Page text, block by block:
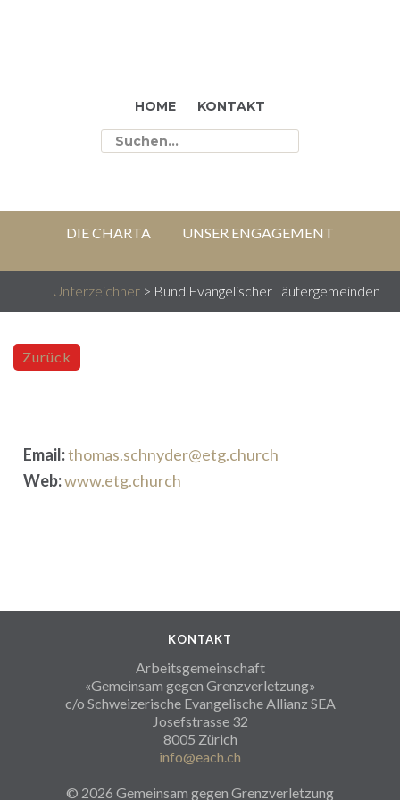
HOME KONTAKT
DIE CHARTA UNSER ENGAGEMENT
Unterzeichner > Bund Evangelischer Täufergemeinden
Zurück
Email:thomas.schnyder@etg.church
Web:www.etg.church
KONTAKT
Arbeitsgemeinschaft
«Gemeinsam gegen Grenzverletzung»
c/o Schweizerische Evangelische Allianz SEA
Josefstrasse 32
8005 Zürich
info@each.ch
© 2026 Gemeinsam gegen Grenzverletzung